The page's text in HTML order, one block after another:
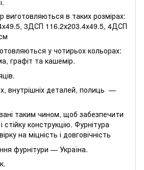
виготовляються в таких розмірах:
3ДСП 116.2х203.4х49.5, 4ДСП
у чотирьох кольорах:
графіт та кашемір.
внутрішніх деталей, полиць —
таким чином, щоб забезпечити
стійку конструкцію. Фурнітура
на міцність і довговічність
фурнітури — Україна.